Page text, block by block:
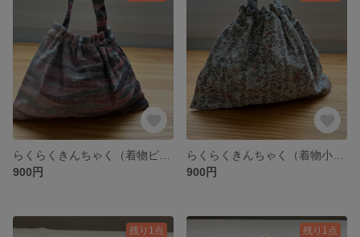
900円
900円
残り1点 残り1点